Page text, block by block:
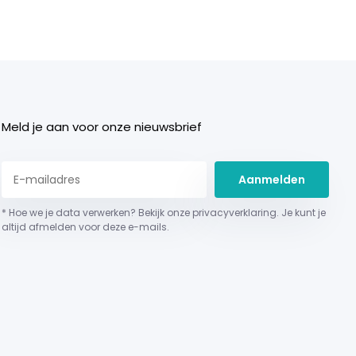
Meld je aan voor onze nieuwsbrief
Aanmelden
* Hoe we je data verwerken? Bekijk onze privacyverklaring. Je kunt je
altijd afmelden voor deze e-mails.